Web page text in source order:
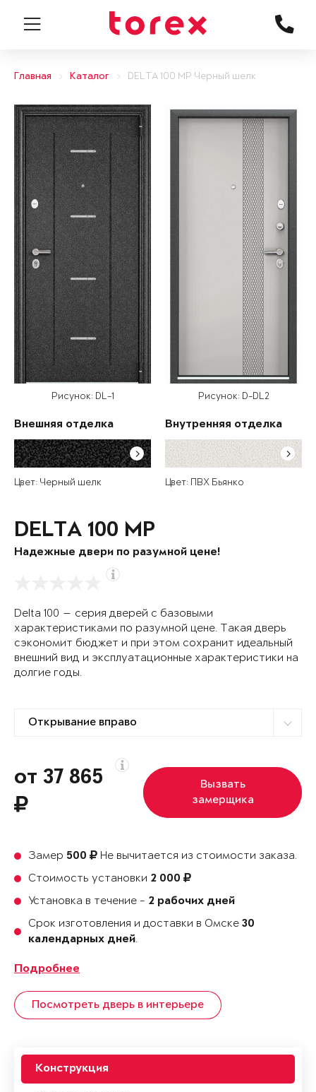
Главная Каталог DELTA 100 MP Черный шелк
Рисунок: DL-1
Внешняя отделка
Цвет: Черный шелк
Рисунок: D-DL2
Внутренняя отделка
Цвет: ПВХ Бьянко
DELTA 100 MP
Надежные двери по разумной цене!
Delta 100 — серия дверей с базовыми
характеристиками по разумной цене. Такая дверь
сэкономит бюджет и при этом сохранит идеальный
внешний вид и эксплуатационные характеристики на
долгие годы.
от 37 865
Вызвать
замерщика
Замер 500
Не вычитается из стоимости заказа.
Стоимость установки 2 000
Установка в течение - 2 рабочих дней
Срок изготовления и доставки в Омске 30
календарных дней.
Подробнее
Посмотреть дверь в интерьере
Конструкция